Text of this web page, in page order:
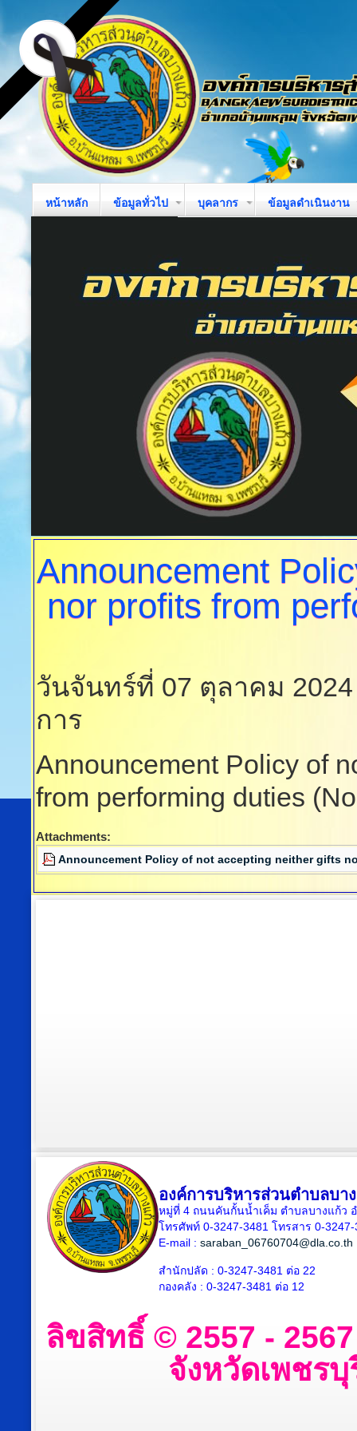
หน้าหลัก ข้อมูลทั่วไป บุคลากร ข้อมูลดำเนินงาน
Announcement
nor profits from
วันจันทร์ที่ 07 ตุลาคม
การ
Announcement Policy of
from performing duties
Attachments:
Announcement Policy of not accepting neither gifts
องค์การบริหารส่วนตำบลบา
หมู่ที่ 4 ถนนคันกั้นน้ำเค็ม ตำบลบางแก้ว
โทรศัพท์ 0-3247-3481 โทรสาร 0-3247-
E-mail : saraban_06760704@dla.co.th
สำนักปลัด : 0-3247-3481 ต่อ 22
กองคลัง : 0-3247-3481 ต่อ 12
ลิขสิทธิ์ © 2557 -
จังหวัดเพชร